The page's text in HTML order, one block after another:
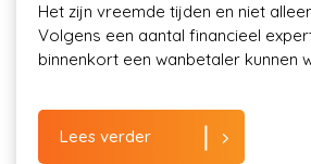
Het zijn vreemde tijden en niet
Volgens een aantal financieel
binnenkort een wanbetaler kunnen
Lees verder